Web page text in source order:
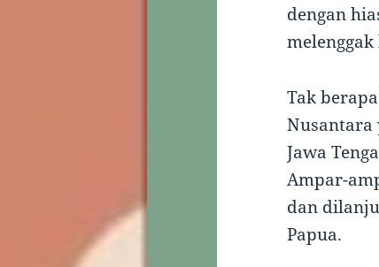
dengan
Tak
Nusantara
Jawa
Ampar-
dan
Papua.